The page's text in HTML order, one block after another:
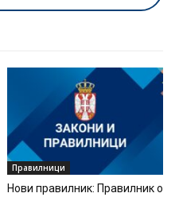
Правилници
Нови правилник: Правилник о